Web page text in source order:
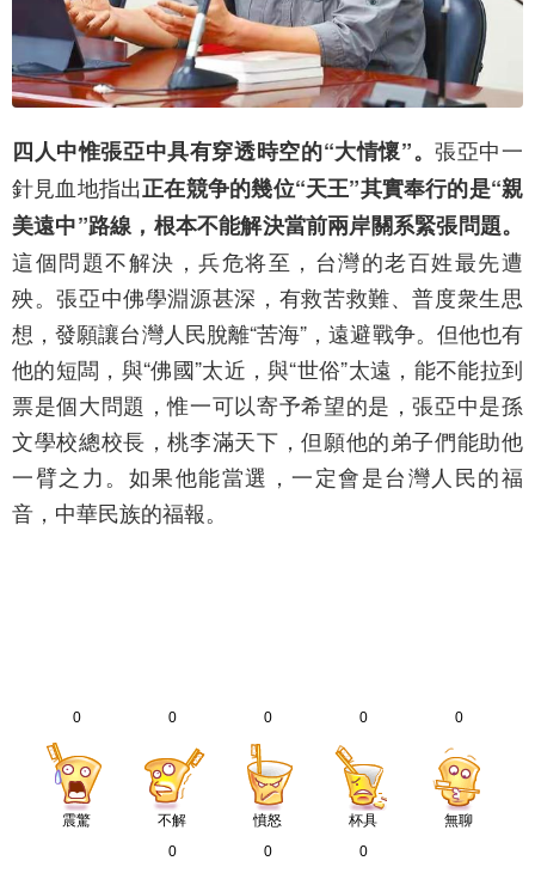
四人中惟張亞中具有穿透時空的“大情懷”。張亞中一
針見血地指出正在競争的幾位“天王”其實奉行的是“親
美遠中”路線，根本不能解決當前兩岸關系緊張問題。
這個問題不解決，兵危将至，台灣的老百姓最先遭
殃。張亞中佛學淵源甚深，有救苦救難、普度衆生思
想，發願讓台灣人民脫離“苦海”，遠避戰争。但他也有
他的短闆，與“佛國”太近，與“世俗”太遠，能不能拉到
票是個大問題，惟一可以寄予希望的是，張亞中是孫
文學校總校長，桃李滿天下，但願他的弟子們能助他
一臂之力。如果他能當選，一定會是台灣人民的福
音，中華民族的福報。
0
震驚
0
不解
0
憤怒
0
杯具
0
無聊
0
0 0